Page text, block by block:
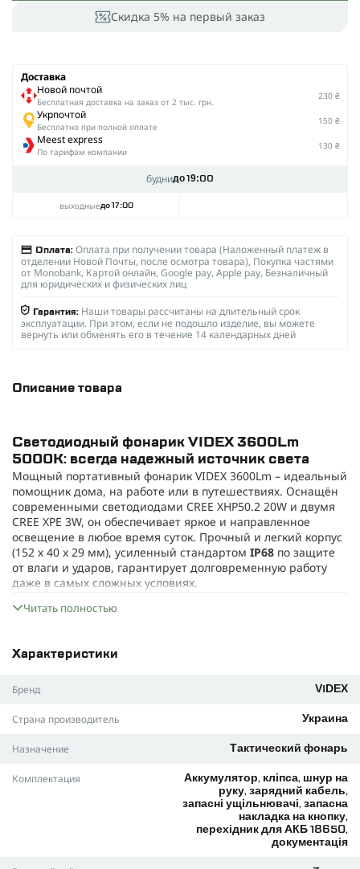
Скидка 5% на первый заказ
Доставка
Новой почтой
Беcплатная доставка на заказ от 2 тыс. грн.
230 ₴
Укрпочтой
Бесплатно при полной оплате
150 ₴
Meest express
По тарифам компании
130 ₴
буднидо 19:00
выходныедо 17:00
Оплата: Оплата при получении товара (Наложенный платеж в
отделении Новой Почты, после осмотра товара), Покупка частями
от Monobank, Картой онлайн, Google pay, Apple pay, Безналичный
для юридических и физических лиц
Гарантия: Наши товары рассчитаны на длительный срок
эксплуатации. При этом, если не подошло изделие, вы можете
вернуть или обменять его в течение 14 календарных дней
Описание товара
Светодиодный фонарик VIDEX 3600Lm
5000K: всегда надежный источник света
Мощный портативный фонарик VIDEX 3600Lm – идеальный
помощник дома, на работе или в путешествиях. Оснащён
современными светодиодами CREE XHP50.2 20W и двумя
CREE XPE 3W, он обеспечивает яркое и направленное
освещение в любое время суток. Прочный и легкий корпус
(152 x 40 x 29 мм), усиленный стандартом IP68 по защите
от влаги и ударов, гарантирует долговременную работу
даже в самых сложных условиях.
Ключевые характеристики:
Восемь режимов работы:
FLASH).
Поддержка зарядки через USB-C и возможность работы
от аккумуляторов 21700 или 18650 (при наличии
переходника).
режимов.
Продуманная система управления: хвостовая кнопка для
быстрого включения и переключатель режимов возле
Читать полностью
Характеристики
Бренд VIDEX
Страна производитель Украина
Назначение Тактический фонарь
Комплектация
Аккумулятор, кліпса, шнур на
руку, зарядний кабель,
запасні ущільнювачі, запасна
накладка на кнопку,
перехідник для АКБ 18650,
документація